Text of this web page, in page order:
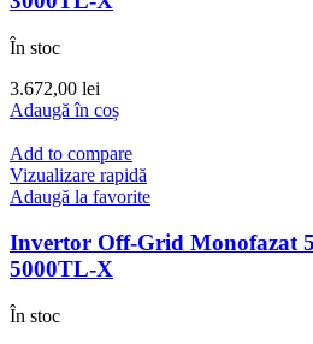
În stoc
3.672,00 lei
Adaugă în coș
Add to compare
Vizualizare rapidă
Adaugă la favorite
Invertor Off-Grid Monofazat
5000TL-X
În stoc